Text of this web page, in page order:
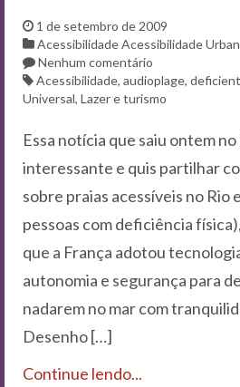
Contato
1 de setembro de 2009
AcessibilidadeAcessibilidade
Nenhum comentário
Acessibilidade, audioplage,
Universal, Lazer e turismo
Essa notícia que saiu ontem
interessante e quis partilhar
sobre praias acessíveis no Rio
pessoas com deficiência
que a França adotou
autonomia e segurança para
nadarem no mar com
Desenho […]
Continue lendo...